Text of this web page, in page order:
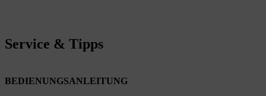
Service & Tipps
BEDIENUNGSANLEITUNG